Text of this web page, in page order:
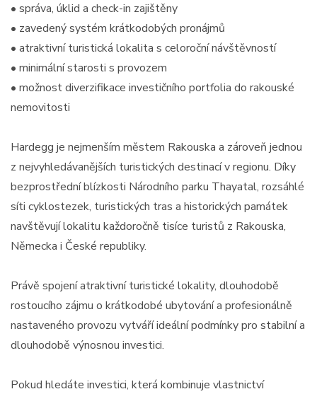
• správa, úklid a check-in zajištěny
• zavedený systém krátkodobých pronájmů
• atraktivní turistická lokalita s celoroční návštěvností
• minimální starosti s provozem
• možnost diverzifikace investičního portfolia do rakouské
nemovitosti
Hardegg je nejmenším městem Rakouska a zároveň jednou
z nejvyhledávanějších turistických destinací v regionu. Díky
bezprostřední blízkosti Národního parku Thayatal, rozsáhlé
síti cyklostezek, turistických tras a historických památek
navštěvují lokalitu každoročně tisíce turistů z Rakouska,
Německa i České republiky.
Právě spojení atraktivní turistické lokality, dlouhodobě
rostoucího zájmu o krátkodobé ubytování a profesionálně
nastaveného provozu vytváří ideální podmínky pro stabilní a
dlouhodobě výnosnou investici.
Pokud hledáte investici, která kombinuje vlastnictví